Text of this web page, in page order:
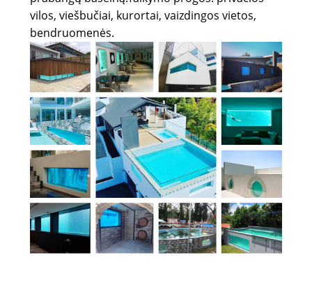
vilos, viešbučiai, kurortai, vaizdingos vietos,
bendruomenės.